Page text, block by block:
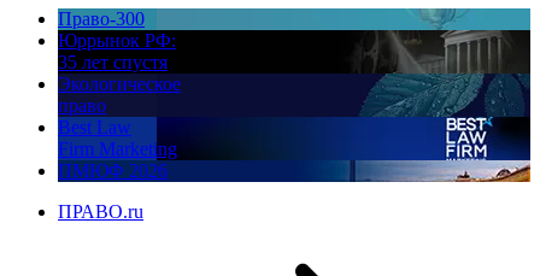
Право-300
Юррынок РФ:
35 лет спустя
Экологическое
право
Best Law
Firm Marketing
ПМЮФ 2026
ПРАВО.ru